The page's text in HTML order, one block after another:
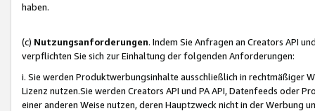
haben.
(c) Nutzungsanforderungen. Indem Sie Anfragen an Creators API
verpflichten Sie sich zur Einhaltung der folgenden Anforderungen:
i. Sie werden Produktwerbungsinhalte ausschließlich in rechtmäßiger
Lizenz nutzen.Sie werden Creators API und PA API, Datenfeeds oder
einer anderen Weise nutzen, deren Hauptzweck nicht in der Werbung